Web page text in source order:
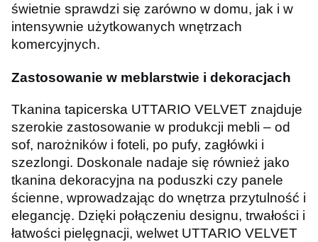
świetnie sprawdzi się zarówno w domu, jak i w
intensywnie użytkowanych wnętrzach
komercyjnych.
Zastosowanie w meblarstwie i dekoracjach
Tkanina tapicerska UTTARIO VELVET znajduje
szerokie zastosowanie w produkcji mebli – od
sof, narożników i foteli, po pufy, zagłówki i
szezlongi. Doskonale nadaje się również jako
tkanina dekoracyjna na poduszki czy panele
ścienne, wprowadzając do wnętrza przytulność i
elegancję. Dzięki połączeniu designu, trwałości i
łatwości pielęgnacji, welwet UTTARIO VELVET